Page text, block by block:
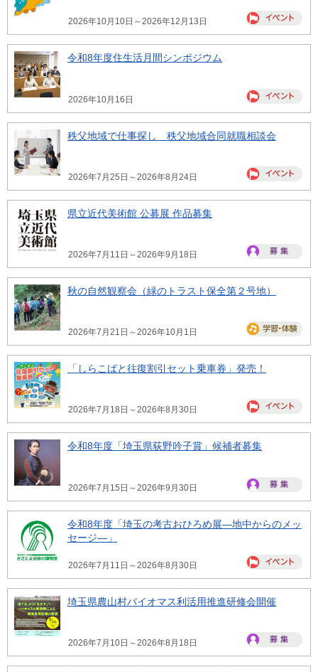
2026年10月10日～2026年12月13日
令和8年度住生活月間シンポジウム
2026年10月16日
秩父地域で仕事探し 秩父地域合同就職相談会
2026年7月25日～2026年8月24日
県立近代美術館 公募展 作品募集
2026年7月11日～2026年9月18日
秋の自然観察会（緑のトラスト保全第２号地）
2026年7月21日～2026年10月1日
「しらこばと往復割引セット乗車券」発売！
2026年7月18日～2026年8月30日
令和8年度「埼玉県荻野吟子賞」候補者募集
2026年7月15日～2026年9月30日
令和8年度「埼玉の考古おひろめ展―地中からのメッ
セージ―」
2026年7月11日～2026年8月30日
埼玉県農山村バイオマス利活用推進研修会開催
2026年7月10日～2026年8月18日